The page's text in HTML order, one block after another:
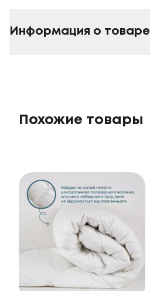
Информация о товаре
Похожие товары